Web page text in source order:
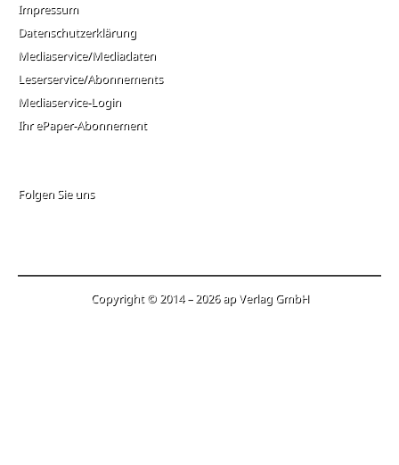
Impressum
Datenschutzerklärung
Mediaservice/Mediadaten
Leserservice/Abonnements
Mediaservice-Login
Ihr ePaper-Abonnement
Folgen Sie uns
Copyright © 2014 – 2026 ap Verlag GmbH